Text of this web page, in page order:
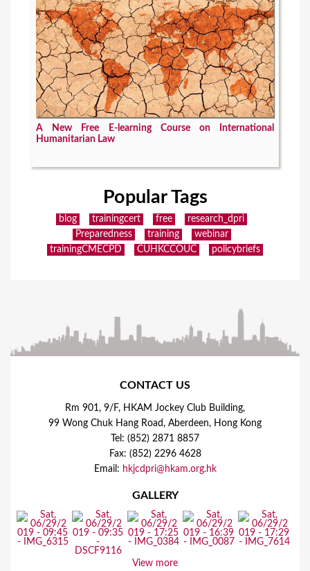
A New Free E-learning Course on International
Humanitarian Law
Popular Tags
blog trainingcert free
research_dpri
Preparedness
training
webinar
trainingCMECPD
CUHKCCOUC policybriefs
CONTACT US
Rm 901, 9/F, HKAM Jockey Club Building,
99 Wong Chuk Hang Road, Aberdeen, Hong Kong
Tel: (852) 2871 8857
Fax: (852) 2296 4628
Email: hkjcdpri@hkam.org.hk
GALLERY
View more